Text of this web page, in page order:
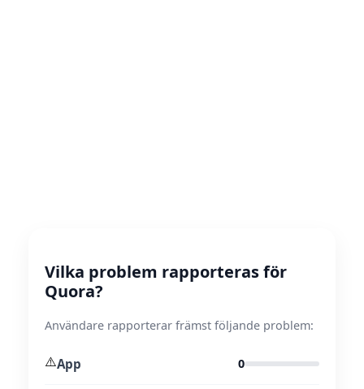
Vilka problem rapporteras för
Quora?
Användare rapporterar främst följande problem:
⚠️App 0